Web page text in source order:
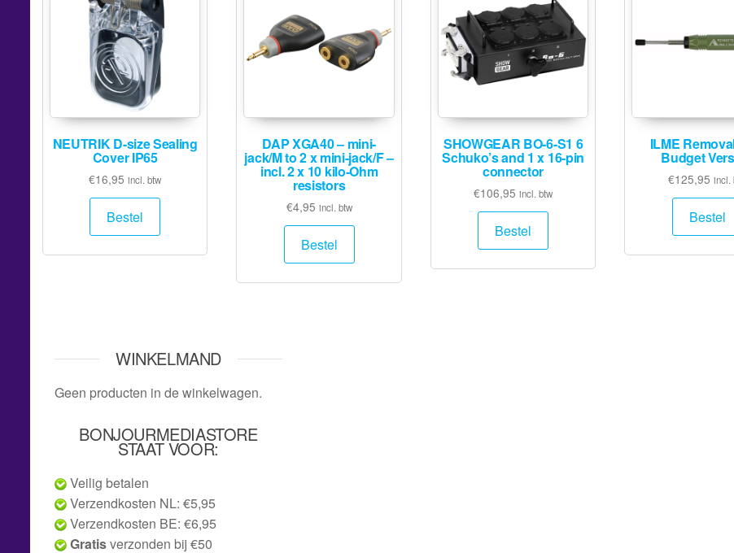
NEUTRIK D-size Sealing
Cover IP65
€16,95 incl. btw
Bestel
DAP XGA40 – mini-
jack/M to 2 x mini-jack/F –
incl. 2 x 10 kilo-Ohm
resistors
€4,95 incl. btw
Bestel
SHOWGEAR BO-6-S1 6
Schuko’s and 1 x 16-pin
connector
€106,95 incl. btw
Bestel
ILME
Budget
€125,95 incl.
Bestel
WINKELMAND
Geen producten in de winkelwagen.
BONJOURMEDIASTORE
STAAT VOOR:
Veilig betalen
Verzendkosten NL: €5,95
Verzendkosten BE: €6,95
Gratisverzonden bij €50